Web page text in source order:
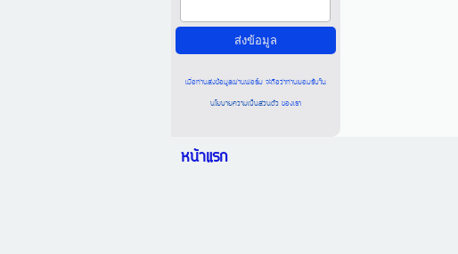
เมื่อท่านส่งข้อมูลผ่านฟอร์ม จะถือว่าท่านยอมรับใน
นโยบายความเป็นส่วนตัว ของเรา
หน้าแรก